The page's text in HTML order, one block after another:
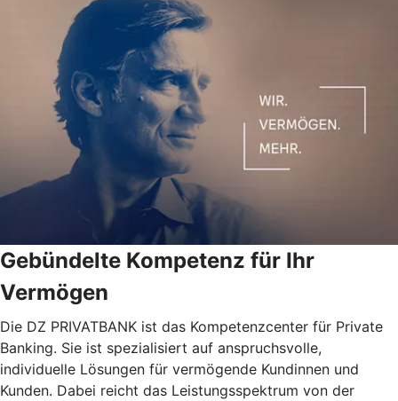
Gebündelte Kompetenz für Ihr
Vermögen
Die DZ PRIVATBANK ist das Kompetenzcenter für Private
Banking. Sie ist spezialisiert auf anspruchsvolle,
individuelle Lösungen für vermögende Kundinnen und
Kunden. Dabei reicht das Leistungsspektrum von der